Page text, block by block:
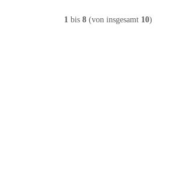
1 bis8 (von insgesamt 10)